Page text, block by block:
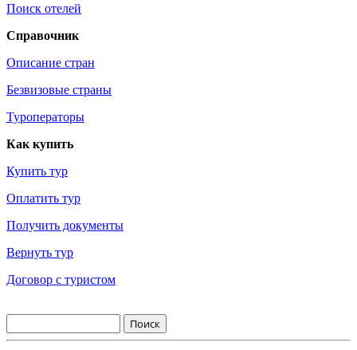
Поиск отелей
Справочник
Описание стран
Безвизовые страны
Туроператоры
Как купить
Купить тур
Оплатить тур
Получить документы
Вернуть тур
Договор с туристом